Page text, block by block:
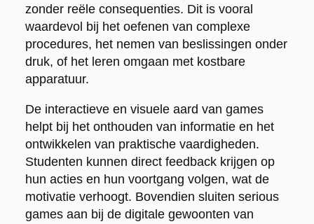
zonder reële consequenties. Dit is vooral
waardevol bij het oefenen van complexe
procedures, het nemen van beslissingen onder
druk, of het leren omgaan met kostbare
apparatuur.
De interactieve en visuele aard van games
helpt bij het onthouden van informatie en het
ontwikkelen van praktische vaardigheden.
Studenten kunnen direct feedback krijgen op
hun acties en hun voortgang volgen, wat de
motivatie verhoogt. Bovendien sluiten serious
games aan bij de digitale gewoonten van